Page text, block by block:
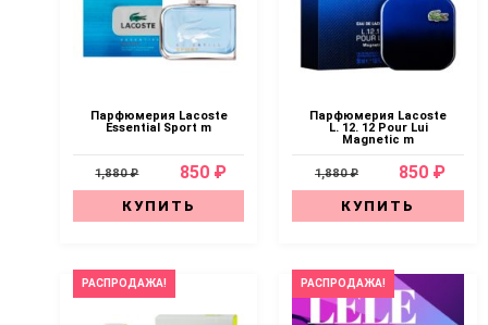
Парфюмерия Lacoste
Essential Sport m
1,880 ₽ 850 ₽
КУПИТЬ
Парфюмерия Lacoste
L. 12. 12 Pour Lui
Magnetic m
1,880 ₽ 850 ₽
КУПИТЬ
РАСПРОДАЖА! РАСПРОДАЖА!